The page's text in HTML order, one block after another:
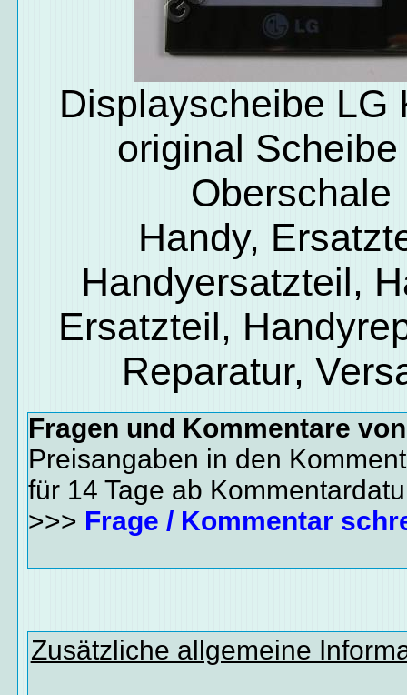
Displayscheibe LG
original Scheibe
Oberschale
Handy,
Handyersatzteil,
Ersatzteil,
Reparatur,
Fragen und Kommentare
Preisangaben in den
für 14 Tage ab
>>> Frage / Kommentar
Zusätzliche allgemeine